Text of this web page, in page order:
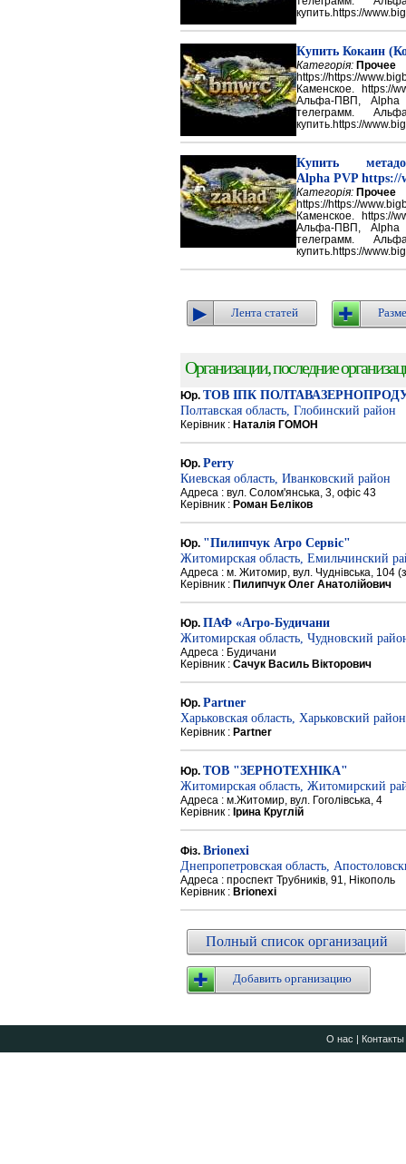
купить.https://
Купить Кокаин
Категорія: Прочее
https://https://
Каменское. https://
Альфа-ПВП, Alpha
телеграмм.
купить.https://
Купить
Alpha PVP https://
Категорія: Прочее
https://https://
Каменское. https://
Альфа-ПВП, Alpha
телеграмм.
купить.https://
Лента статей
Организации, последние
Юр. ТОВ ІПК
Полтавская область, Глобинский район
Керівник : Наталія ГОМОН
Юр. Perry
Киевская область, Иванковский район
Адреса : вул. Солом'янська, 3, офіс 43
Керівник : Роман Беліков
Юр. "Пилипчук Агро Сервіс"
Житомирская область, Емильчинский
Адреса : м. Житомир, вул. Чуднівська, 104
Керівник : Пилипчук Олег Анатолійович
Юр. ПАФ «Агро-Будичани
Житомирская область, Чудновский
Адреса : Будичани
Керівник : Сачук Василь Вікторович
Юр. Partner
Харьковская область, Харьковский район
Керівник : Partner
Юр. ТОВ "ЗЕРНОТЕХНІКА"
Житомирская область, Житомирский
Адреса : м.Житомир, вул. Гоголівська, 4
Керівник : Ірина Круглій
Фіз. Brionexi
Днепропетровская область,
Адреса : проспект Трубників, 91, Нікополь
Керівник : Brionexi
Полный список организаций
Добавить организацию
О нас | Контакты